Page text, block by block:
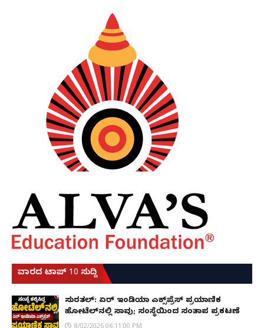
ವಾರದ ಟಾಪ್ 10 ಸುದ್ದಿ
ಸುರತ್ಕಲ್: ಏರ್ ಇಂಡಿಯಾ ಎಕ್ಸ್‌ಪ್ರೆಸ್ ಪ್ರಯಾಣಿಕ
ಹೋಟೆಲ್‌ನಲ್ಲಿ ಸಾವು; ಸಂಸ್ಥೆಯಿಂದ ಸಂತಾಪ ಪ್ರಕಟಣೆ
8/02/2026 06:11:00 PM